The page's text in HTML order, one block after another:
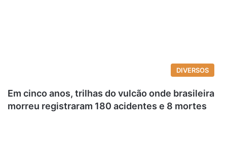
DIVERSOS
Em cinco anos, trilhas do vulcão onde brasileira
morreu registraram 180 acidentes e 8 mortes